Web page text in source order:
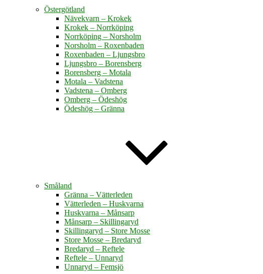
Östergötland
Nävekvarn – Krokek
Krokek – Norrköping
Norrköping – Norsholm
Norsholm – Roxenbaden
Roxenbaden – Ljungsbro
Ljungsbro – Borensberg
Borensberg – Motala
Motala – Vadstena
Vadstena – Omberg
Omberg – Ödeshög
Ödeshög – Gränna
Småland
Gränna – Vätterleden
Vätterleden – Huskvarna
Huskvarna – Månsarp
Månsarp – Skillingaryd
Skillingaryd – Store Mosse
Store Mosse – Bredaryd
Bredaryd – Reftele
Reftele – Unnaryd
Unnaryd – Femsjö